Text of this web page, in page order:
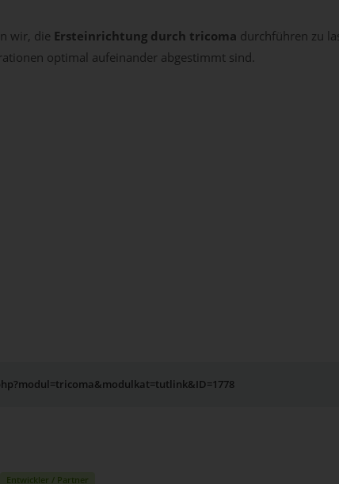
wir, die Ersteinrichtung durch tricoma durchführen zu
optimal aufeinander abgestimmt sind.
Entwickler / Partner